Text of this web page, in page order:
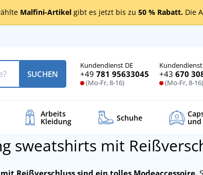
Malfini-Artikel gibt es jetzt bis zu 50 % Rabatt. Die
Kundendienst DE
+49 781 95633045
(Mo-Fr, 8-16)
Kundendienst
+43 670
(Mo-Fr, 8-16)
SUCHEN
Arbeits
Kleidung Schuhe
sweatshirts mit